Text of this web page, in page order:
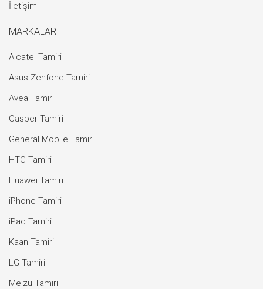
İletişim
MARKALAR
Alcatel Tamiri
Asus Zenfone Tamiri
Avea Tamiri
Casper Tamiri
General Mobile Tamiri
HTC Tamiri
Huawei Tamiri
iPhone Tamiri
iPad Tamiri
Kaan Tamiri
LG Tamiri
Meizu Tamiri